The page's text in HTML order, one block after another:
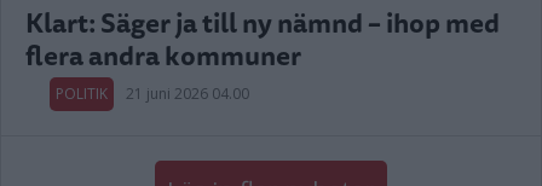
Klart: Säger ja till ny nämnd – ihop med
flera andra kommuner
POLITIK 21 juni 2026 04.00